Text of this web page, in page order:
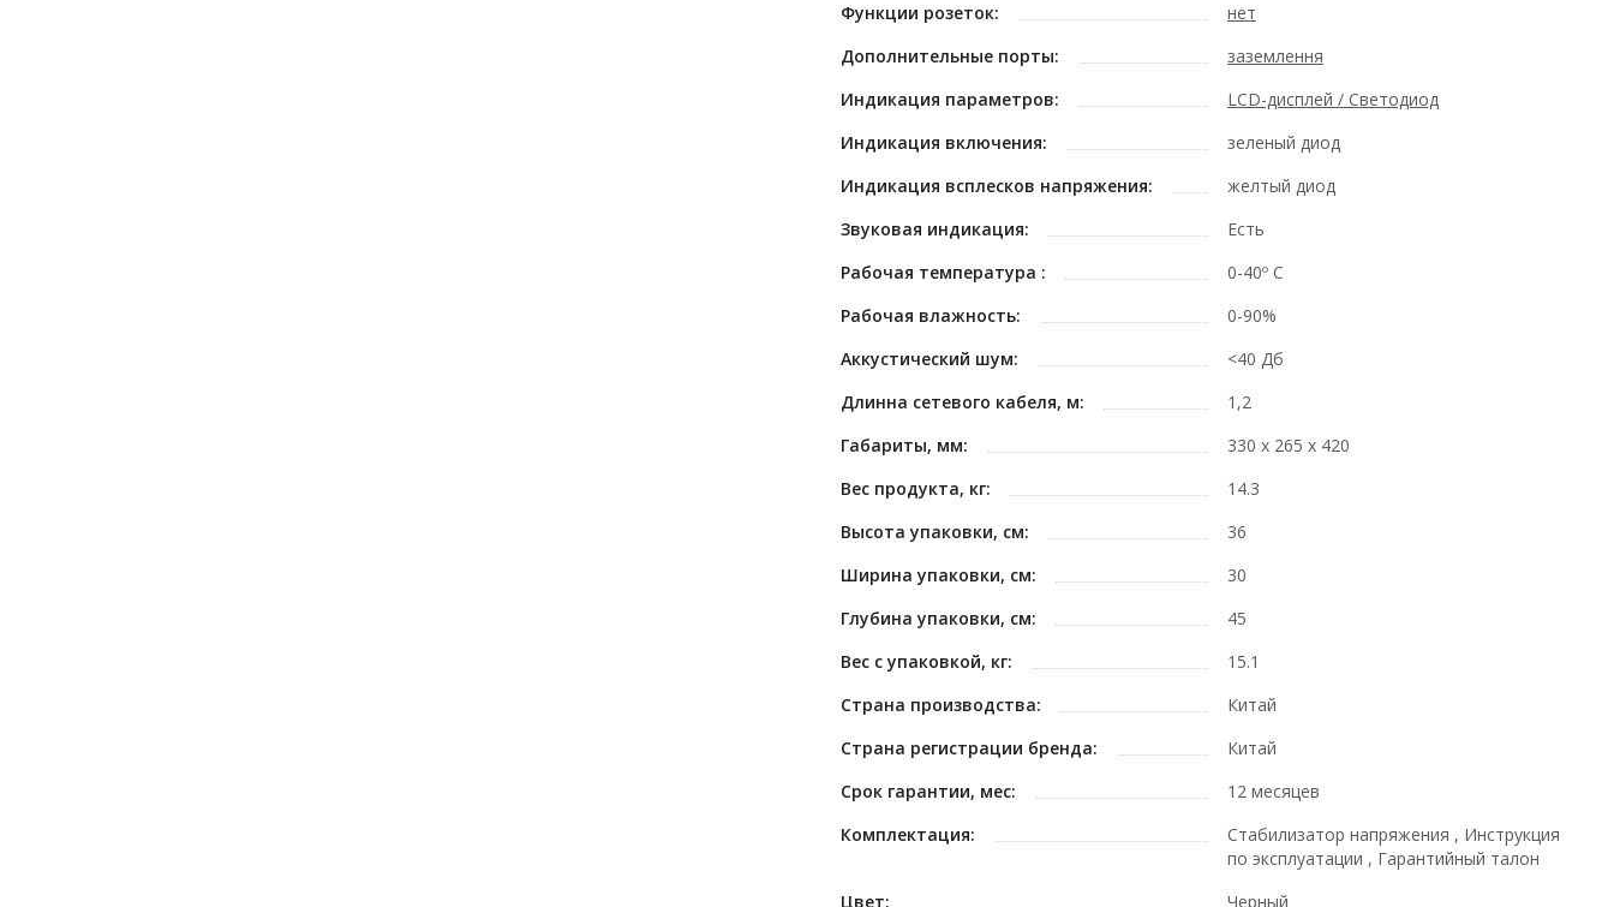
Функции розеток:
нет
Дополнительные порты:
заземлення
Индикация параметров:
LCD-дисплей / Светодиод
Индикация включения:
зеленый диод
Индикация всплесков напряжения:
желтый диод
Звуковая индикация:
Есть
Рабочая температура :
0-40º C
Рабочая влажность:
0-90%
Аккустический шум:
<40 Дб
Длинна сетевого кабеля, м:
1,2
Габариты, мм:
330 x 265 x 420
Вес продукта, кг:
14.3
Высота упаковки, см:
36
Ширина упаковки, см:
30
Глубина упаковки, см:
45
Вес с упаковкой, кг:
15.1
Страна производства:
Китай
Страна регистрации бренда:
Китай
Срок гарантии, мес:
12 месяцев
Комплектация:
Стабилизатор напряжения , Инструкция
по эксплуатации , Гарантийный талон
Цвет:
Черный